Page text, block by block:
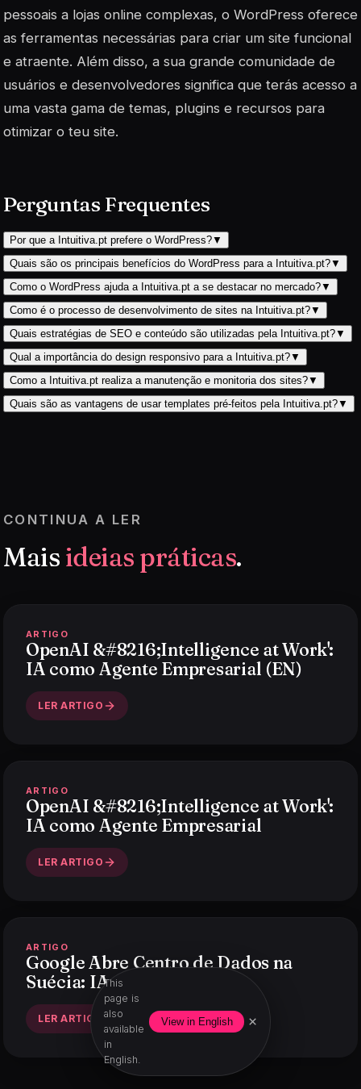
This
page is
also
available
in
English.
View in English ×
pessoais a lojas online complexas, o WordPress oferece
as ferramentas necessárias para criar um site funcional
e atraente. Além disso, a sua grande comunidade de
usuários e desenvolvedores significa que terás acesso a
uma vasta gama de temas, plugins e recursos para
otimizar o teu site.
Perguntas Frequentes
Por que a Intuitiva.pt prefere o WordPress?▼
Quais são os principais benefícios do WordPress para a Intuitiva.pt?▼
Como o WordPress ajuda a Intuitiva.pt a se destacar no mercado?▼
Como é o processo de desenvolvimento de sites na Intuitiva.pt?▼
Quais estratégias de SEO e conteúdo são utilizadas pela Intuitiva.pt?▼
Qual a importância do design responsivo para a Intuitiva.pt?▼
Como a Intuitiva.pt realiza a manutenção e monitoria dos sites?▼
Quais são as vantagens de usar templates pré-feitos pela Intuitiva.pt?▼
CONTINUA A LER
Mais ideias práticas.
ARTIGO
OpenAI &#8216;Intelligence at Work':
IA como Agente Empresarial (EN)
LER ARTIGO
ARTIGO
OpenAI &#8216;Intelligence at Work':
IA como Agente Empresarial
LER ARTIGO
ARTIGO
Google Abre Centro de Dados na
Suécia: IA é o Motivo (EN)
LER ARTIGO